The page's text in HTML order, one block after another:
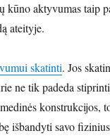
kūno aktyvumas taip
ateityje.
skatinti. Jos
ne tik padeda stiprinti
konstrukcijos,
išbandyti savo fizinius